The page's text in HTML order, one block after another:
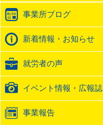
ッ
ク
バ
ッ
URL
事業所ブログ
新着情報・お知らせ
就労者の声
イベント情報・広報誌
事業報告